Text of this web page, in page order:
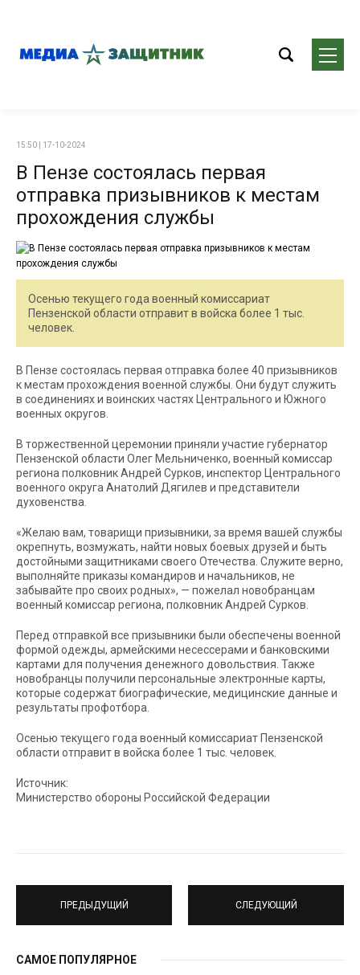
15:50 | 17-10-2024
В Пензе состоялась первая
отправка призывников к местам
прохождения службы
Осенью текущего года военный комиссариат
Пензенской области отправит в войска более 1 тыс.
человек.
В Пензе состоялась первая отправка более 40 призывников
к местам прохождения военной службы. Они будут служить
в соединениях и воинских частях Центрального и Южного
военных округов.
В торжественной церемонии приняли участие губернатор
Пензенской области Олег Мельниченко, военный комиссар
региона полковник Андрей Сурков, инспектор Центрального
военного округа Анатолий Дягилев и представители
духовенства.
«Желаю вам, товарищи призывники, за время вашей службы
окрепнуть, возмужать, найти новых боевых друзей и быть
достойными защитниками своего Отечества. Служите верно,
выполняйте приказы командиров и начальников, не
забывайте про своих родных», — пожелал новобранцам
военный комиссар региона, полковник Андрей Сурков.
Перед отправкой все призывники были обеспечены военной
формой одежды, армейскими несессерами и банковскими
картами для получения денежного довольствия. Также
новобранцы получили персональные электронные карты,
которые содержат биографические, медицинские данные и
результаты профотбора.
Осенью текущего года военный комиссариат Пензенской
области отправит в войска более 1 тыс. человек.
Источник:
Министерство обороны Российской Федерации
ПРЕДЫДУЩИЙ СЛЕДУЮЩИЙ
САМОЕ ПОПУЛЯРНОЕ